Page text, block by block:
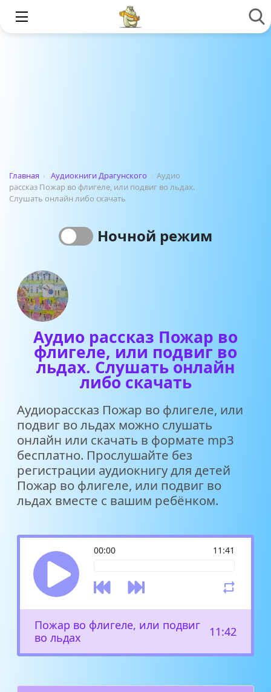
Главная › Аудиокниги Драгунского › Аудио
рассказ Пожар во флигеле, или подвиг во льдах.
Слушать онлайн либо скачать
Ночной режим
Аудио рассказ Пожар во
флигеле, или подвиг во
льдах. Слушать онлайн
либо скачать
Аудиорассказ Пожар во флигеле, или
подвиг во льдах можно слушать
онлайн или скачать в формате mp3
бесплатно. Прослушайте без
регистрации аудиокнигу для детей
Пожар во флигеле, или подвиг во
льдах вместе с вашим ребёнком.
00:00 11:41
Пожар во флигеле, или подвиг
во льдах
11:42